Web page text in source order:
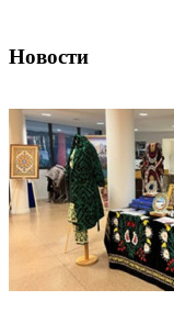
Новости